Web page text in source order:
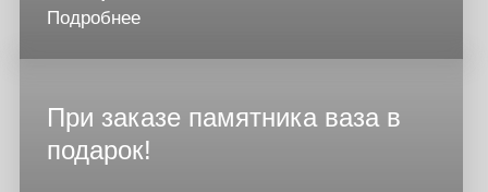
Подробнее
При заказе памятника ваза в
подарок!